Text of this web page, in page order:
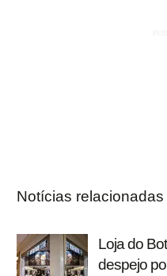
Notícias relacionadas
Loja do
despejo